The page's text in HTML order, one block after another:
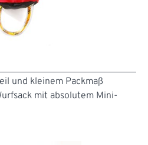
und kleinem Packmaß
mit absolutem Mini-